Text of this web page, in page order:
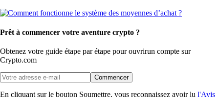
Prêt à commencer votre aventure crypto ?
Obtenez votre guide étape par étape pour ouvrirun compte sur
Crypto.com
Commencer
En cliquant sur le bouton Soumettre, vous reconnaissez avoir lu l'Avis